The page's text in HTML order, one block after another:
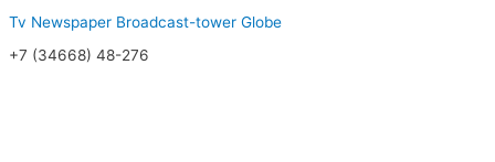
Tv Newspaper Broadcast-tower Globe
+7 (34668) 48-276